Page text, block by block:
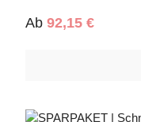
Regulärer Preis:
Ab 92,15 €